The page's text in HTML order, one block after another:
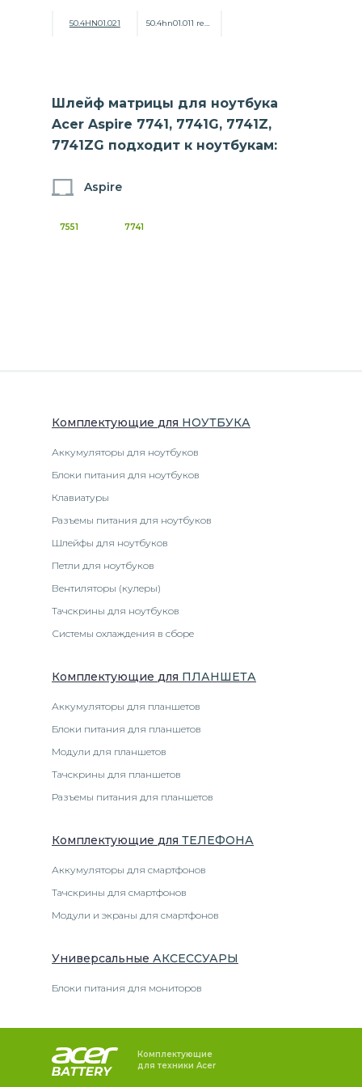
50.4HN01.021 50.4hn01.011 rev:a01
Шлейф матрицы для ноутбука
Acer Aspire 7741, 7741G, 7741Z,
7741ZG подходит к ноутбукам:
Aspire
7551 7741
Комплектующие для НОУТБУКА
Аккумуляторы для ноутбуков
Блоки питания для ноутбуков
Клавиатуры
Разъемы питания для ноутбуков
Шлейфы для ноутбуков
Петли для ноутбуков
Вентиляторы (кулеры)
Тачскрины для ноутбуков
Системы охлаждения в сборе
Комплектующие для ПЛАНШЕТА
Аккумуляторы для планшетов
Блоки питания для планшетов
Модули для планшетов
Тачскрины для планшетов
Разъемы питания для планшетов
Комплектующие для ТЕЛЕФОНА
Аккумуляторы для смартфонов
Тачскрины для смартфонов
Модули и экраны для смартфонов
Универсальные АКСЕССУАРЫ
Блоки питания для мониторов
Комплектующие
для техники Acer